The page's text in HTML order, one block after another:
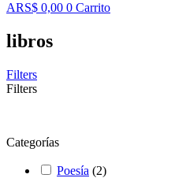
ARS$ 0,00 0 Carrito
libros
Filters
Filters
Categorías
Poesía (2)